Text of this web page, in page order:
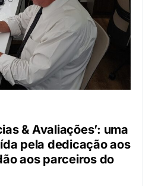
& Avaliações’: uma
pela dedicação aos
aos parceiros do